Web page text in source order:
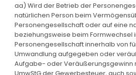
aa) Wird der Betrieb der
natürlichen Person beim
Personengesellschaft oder auf eine
beziehungsweise beim Formwechsel
Personengesellschaft innerhalb von
Umwandlung aufgegeben oder
Aufgabe- oder Veräußerungsgewinn